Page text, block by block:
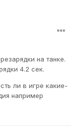
на танке.
4.2 сек.
ли в игре какие-
например